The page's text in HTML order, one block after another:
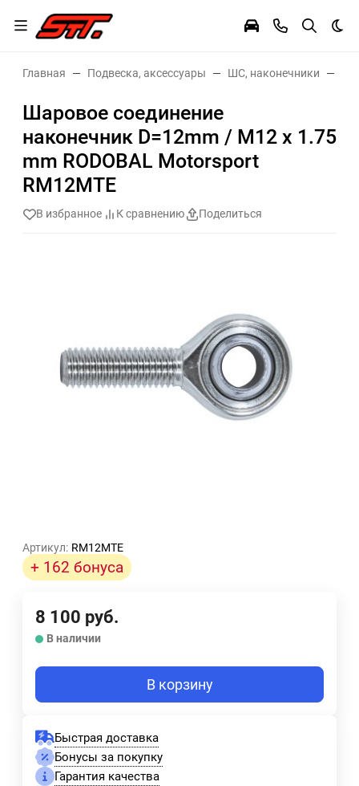
Главная Подвеска, аксессуары ШС, наконечники
Шаровое соединение
наконечник D=12mm / M12 x 1.75
mm RODOBAL Motorsport
RM12MTE
В избранное К сравнению Поделиться
Артикул: RM12MTE
+ 162 бонуса
8 100 руб.
В наличии
В корзину
Быстрая доставка
Бонусы за покупку
Гарантия качества